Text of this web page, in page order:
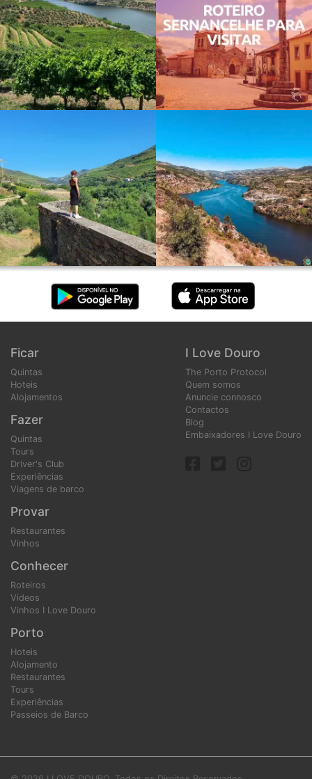
I Love Douro
The Porto Protocol
Quem somos
Anuncie connosco
Contactos
Blog
Embaixadores I Love Douro
Ficar
Quintas
Hoteis
Alojamentos
Fazer
Quintas
Tours
Driver's Club
Experiências
Viagens de barco
Provar
Restaurantes
Vinhos
Conhecer
Roteiros
Videos
Vinhos I Love Douro
Porto
Hoteis
Alojamento
Restaurantes
Tours
Experiências
Passeios de Barco